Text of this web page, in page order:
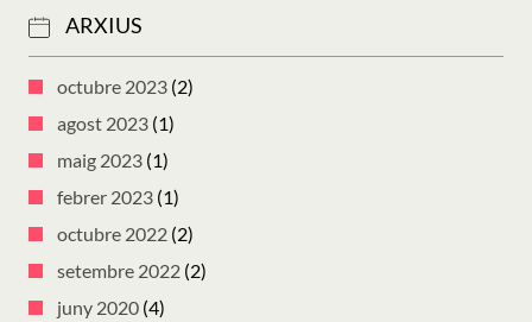
ARXIUS
octubre 2023 (2)
agost 2023 (1)
maig 2023 (1)
febrer 2023 (1)
octubre 2022 (2)
setembre 2022 (2)
juny 2020 (4)